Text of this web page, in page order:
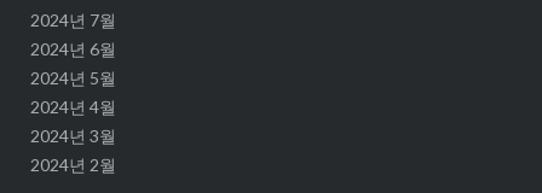
2024년 7월
2024년 6월
2024년 5월
2024년 4월
2024년 3월
2024년 2월